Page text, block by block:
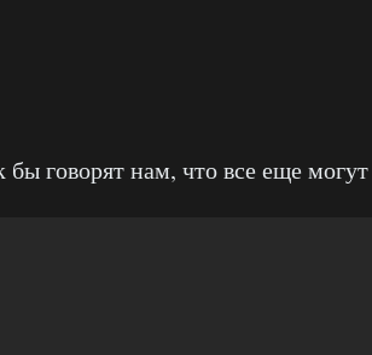
говорят нам, что все еще могут